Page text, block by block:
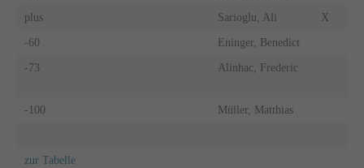
plus Sarioglu, Ali X
-60 Eninger, Benedict
-73 Alinhac, Frederic
-100 Müller, Matthias
zur Tabelle